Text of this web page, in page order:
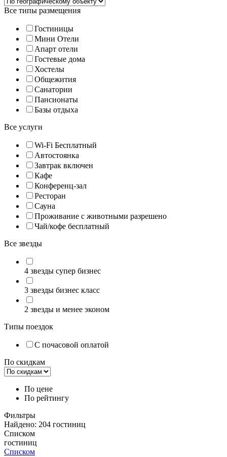
Все типы размещения
Гостиницы
Мини Отели
Апарт отели
Гостевые дома
Хостелы
Общежития
Санатории
Пансионаты
Базы отдыха
Все услуги
Wi-Fi Бесплатный
Автостоянка
Завтрак включен
Кафе
Конференц-зал
Ресторан
Сауна
Проживание с животными разрешено
Чай/кофе бесплатный
Все звезды
4 звезды супер бизнес
3 звезды бизнес класс
2 звезды и менее эконом
Типы поездок
С почасовой оплатой
По скидкам
По цене
По рейтингу
Фильтры
Найдено: 204 гостиниц
Списком
гостиниц
Списком